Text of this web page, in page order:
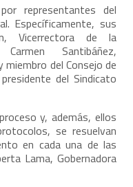
representantes del
Específicamente, sus
Vicerrectora de la
Santibáñez,
del Consejo de
del Sindicato
y, además, ellos
se resuelvan
en cada una de las
Lama, Gobernadora